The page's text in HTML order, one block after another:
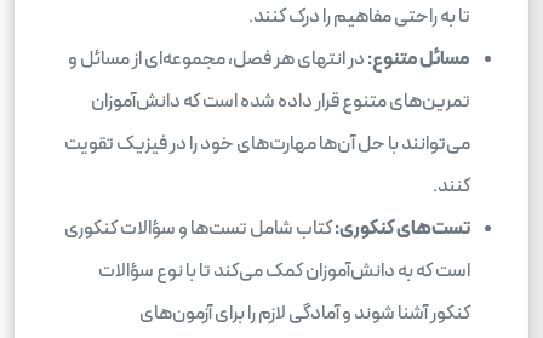
تا به راحتی مفاهیم را درک کنند.
مسائل متنوع:در انتهای هر فصل، مجموعه‌ای از مسائل و
تمرین‌های متنوع قرار داده شده است که دانش‌آموزان
می‌توانند با حل آن‌ها مهارت‌های خود را در فیزیک تقویت
کنند.
تست‌های کنکوری:کتاب شامل تست‌ها و سؤالات کنکوری
است که به دانش‌آموزان کمک می‌کند تا با نوع سؤالات
کنکور آشنا شوند و آمادگی لازم را برای آزمون‌های